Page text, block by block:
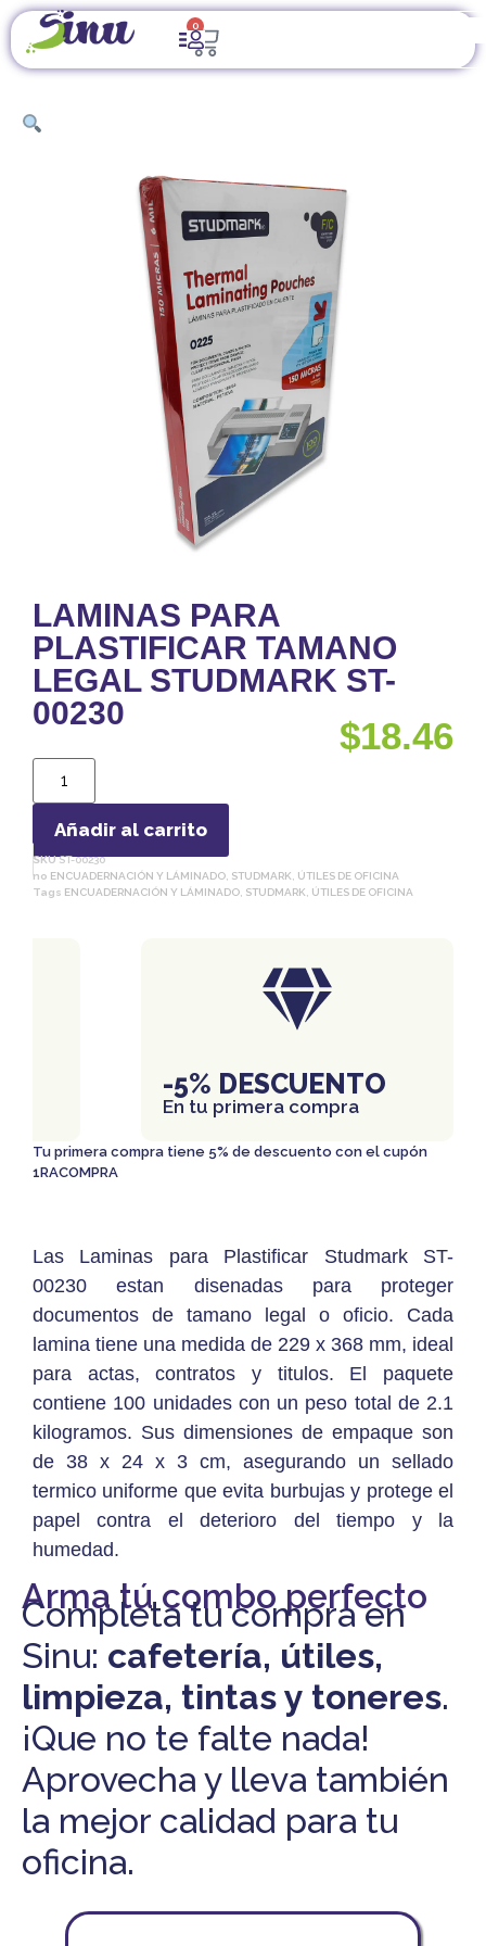
0
ÚTILES DE OFICINA/ENCUADERNACIÓN Y
/ LAMINAS PARA PLASTIFICAR TAMANO LEGAL
STUDMARK ST-00230
LAMINAS PARA
PLASTIFICAR TAMANO
LEGAL STUDMARK ST-
00230
Las Laminas para Plastificar Studmark ST-
00230 estan disenadas para proteger
documentos de tamano legal o oficio. Cada
lamina tiene una medida de 229 x 368 mm, ideal
para actas, contratos y titulos. El paquete
contiene 100 unidades con un peso total de 2.1
kilogramos. Sus dimensiones de empaque son
de 38 x 24 x 3 cm, asegurando un sellado
termico uniforme que evita burbujas y protege el
papel contra el deterioro del tiempo y la
humedad.
$18.46
Añadir al carrito
SKUST-00230
no ENCUADERNACIÓN Y LÁMINADO, STUDMARK, ÚTILES DE OFICINA
Tags ENCUADERNACIÓN Y LÁMINADO, STUDMARK, ÚTILES DE OFICINA
-5% DESCUENTO
En tu primera compra
Tu primera compra tiene 5% de descuento con el cupón
1RACOMPRA
Arma tú combo perfecto
Completa tu compra en
Sinu: cafetería, útiles,
limpieza, tintas y toneres.
¡Que no te falte nada!
Aprovecha y lleva también
la mejor calidad para tu
oficina.